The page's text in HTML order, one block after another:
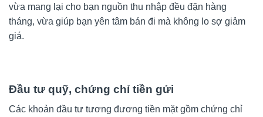
vừa mang lại cho bạn nguồn thu nhập đều đặn hàng
tháng, vừa giúp bạn yên tâm bán đi mà không lo sợ giảm
giá.
Đầu tư quỹ, chứng chỉ tiền gửi
Các khoản đầu tư tương đương tiền mặt gồm chứng chỉ